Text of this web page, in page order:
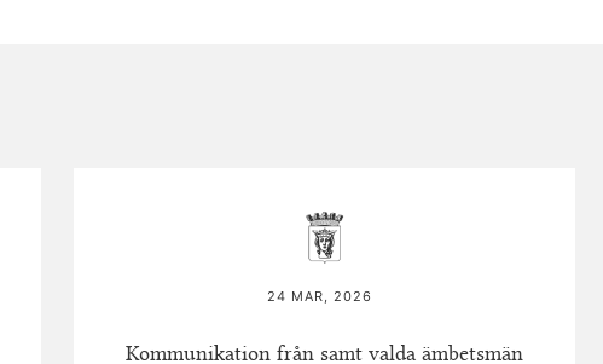
24 MAR, 2026
Kommunikation från samt valda ämbetsmän